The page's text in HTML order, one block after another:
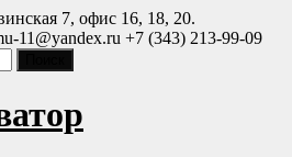
7, офис 16, 18, 20.
11@yandex.ru +7 (343) 213-99-09